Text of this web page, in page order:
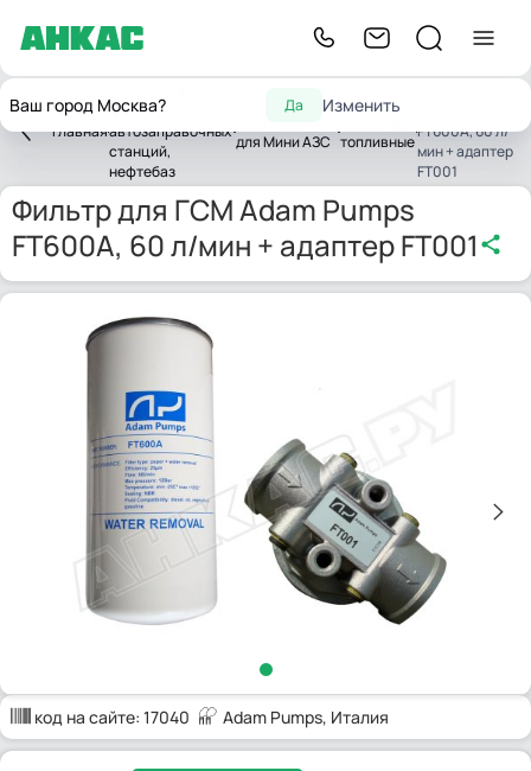
Ваш город Москва? Да Изменить
Главная
для
автозаправочных
станций,
нефтебаз
для Мини АЗС топливныеFT600A, 60 л/
мин + адаптер
FT001
Фильтр для ГСМ Adam Pumps
FT600A, 60 л/мин + адаптер FT001
код на сайте: 17040 Adam Pumps, Италия